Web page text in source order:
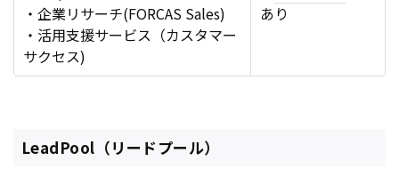
・企業リサーチ(FORCAS Sales)
・活用支援サービス（カスタマー
サクセス)
あり
LeadPool（リードプール）